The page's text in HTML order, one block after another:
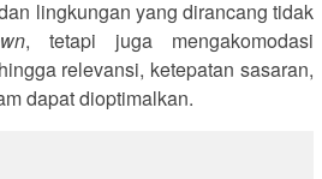
lingkungan yang dirancang tidak
, tetapi juga mengakomodasi
relevansi, ketepatan sasaran,
dapat dioptimalkan.